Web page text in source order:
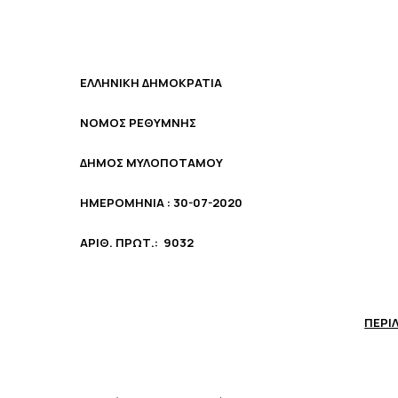
ΕΛΛΗΝΙΚΗ ΔΗΜΟΚΡΑΤΙΑ
ΝΟΜΟΣ ΡΕΘΥΜΝΗΣ
ΔΗΜΟΣ ΜΥΛΟΠΟΤΑΜΟΥ
ΗΜΕΡΟΜΗΝΙΑ : 30-07-2020
ΑΡΙΘ. ΠΡΩΤ.: 9032